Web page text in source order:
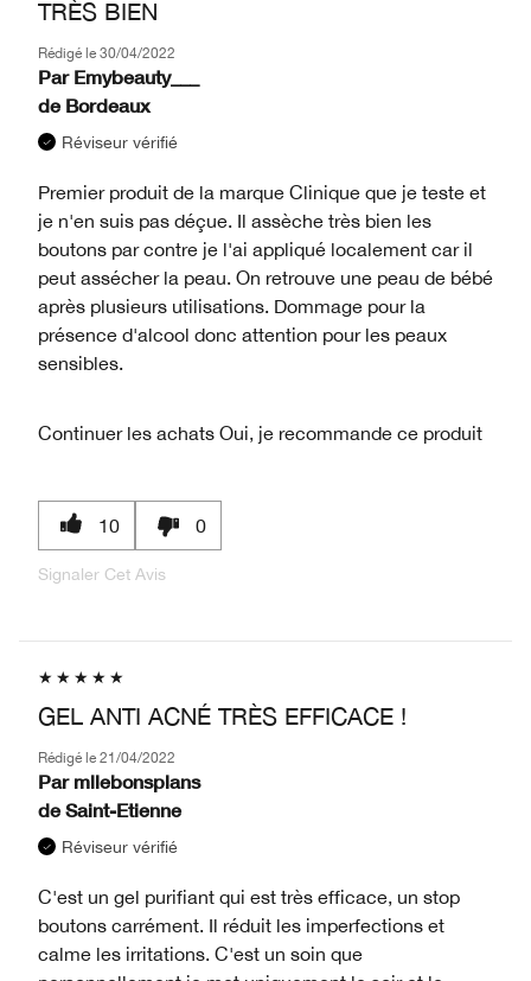
TRÈS BIEN
Rédigé le 30/04/2022
Par Emybeauty___
de Bordeaux
Réviseur vérifié
Premier produit de la marque Clinique que je teste et
je n'en suis pas déçue. Il assèche très bien les
boutons par contre je l'ai appliqué localement car il
peut assécher la peau. On retrouve une peau de bébé
après plusieurs utilisations. Dommage pour la
présence d'alcool donc attention pour les peaux
sensibles.
Continuer les achats Oui, je recommande ce produit
10 0
Signaler Cet Avis
GEL ANTI ACNÉ TRÈS EFFICACE !
Rédigé le 21/04/2022
Par mllebonsplans
de Saint-Etienne
Réviseur vérifié
C'est un gel purifiant qui est très efficace, un stop
boutons carrément. Il réduit les imperfections et
calme les irritations. C'est un soin que